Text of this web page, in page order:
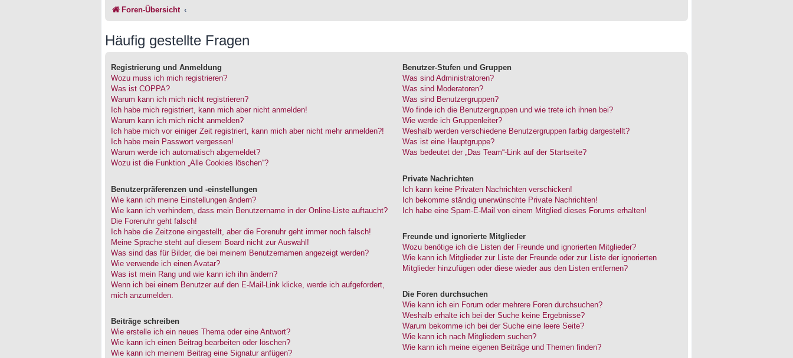
Foren-Übersicht
Häufig gestellte Fragen
Registrierung und Anmeldung
Wozu muss ich mich registrieren?
Was ist COPPA?
Warum kann ich mich nicht registrieren?
Ich habe mich registriert, kann mich aber nicht anmelden!
Warum kann ich mich nicht anmelden?
Ich habe mich vor einiger Zeit registriert, kann mich aber nicht mehr anmelden?!
Ich habe mein Passwort vergessen!
Warum werde ich automatisch abgemeldet?
Wozu ist die Funktion „Alle Cookies löschen“?
Benutzerpräferenzen und -einstellungen
Wie kann ich meine Einstellungen ändern?
Wie kann ich verhindern, dass mein Benutzername in der Online-Liste auftaucht?
Die Forenuhr geht falsch!
Ich habe die Zeitzone eingestellt, aber die Forenuhr geht immer noch falsch!
Meine Sprache steht auf diesem Board nicht zur Auswahl!
Was sind das für Bilder, die bei meinem Benutzernamen angezeigt werden?
Wie verwende ich einen Avatar?
Was ist mein Rang und wie kann ich ihn ändern?
Wenn ich bei einem Benutzer auf den E-Mail-Link klicke, werde ich aufgefordert,
mich anzumelden.
Beiträge schreiben
Wie erstelle ich ein neues Thema oder eine Antwort?
Wie kann ich einen Beitrag bearbeiten oder löschen?
Wie kann ich meinem Beitrag eine Signatur anfügen?
Benutzer-Stufen und Gruppen
Was sind Administratoren?
Was sind Moderatoren?
Was sind Benutzergruppen?
Wo finde ich die Benutzergruppen und wie trete ich ihnen bei?
Wie werde ich Gruppenleiter?
Weshalb werden verschiedene Benutzergruppen farbig dargestellt?
Was ist eine Hauptgruppe?
Was bedeutet der „Das Team“-Link auf der Startseite?
Private Nachrichten
Ich kann keine Privaten Nachrichten verschicken!
Ich bekomme ständig unerwünschte Private Nachrichten!
Ich habe eine Spam-E-Mail von einem Mitglied dieses Forums erhalten!
Freunde und ignorierte Mitglieder
Wozu benötige ich die Listen der Freunde und ignorierten Mitglieder?
Wie kann ich Mitglieder zur Liste der Freunde oder zur Liste der ignorierten
Mitglieder hinzufügen oder diese wieder aus den Listen entfernen?
Die Foren durchsuchen
Wie kann ich ein Forum oder mehrere Foren durchsuchen?
Weshalb erhalte ich bei der Suche keine Ergebnisse?
Warum bekomme ich bei der Suche eine leere Seite?
Wie kann ich nach Mitgliedern suchen?
Wie kann ich meine eigenen Beiträge und Themen finden?